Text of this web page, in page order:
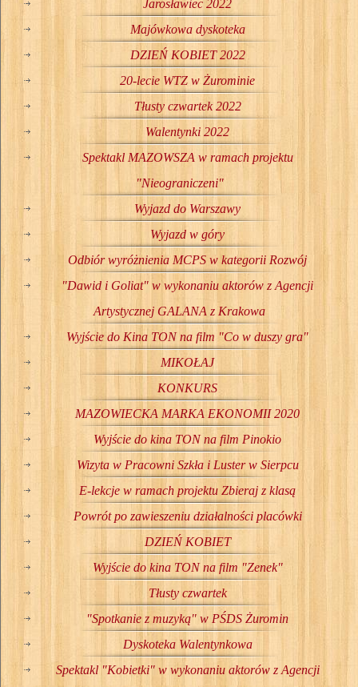
Jarosławiec 2022
Majówkowa dyskoteka
DZIEŃ KOBIET 2022
20-lecie WTZ w Żurominie
Tłusty czwartek 2022
Walentynki 2022
Spektakl MAZOWSZA w ramach projektu
"Nieograniczeni"
Wyjazd do Warszawy
Wyjazd w góry
Odbiór wyróżnienia MCPS w kategorii Rozwój
"Dawid i Goliat" w wykonaniu aktorów z Agencji
Artystycznej GALANA z Krakowa
Wyjście do Kina TON na film "Co w duszy gra"
MIKOŁAJ
KONKURS
MAZOWIECKA MARKA EKONOMII 2020
Wyjście do kina TON na film Pinokio
Wizyta w Pracowni Szkła i Luster w Sierpcu
E-lekcje w ramach projektu Zbieraj z klasą
Powrót po zawieszeniu działalności placówki
DZIEŃ KOBIET
Wyjście do kina TON na film "Zenek"
Tłusty czwartek
"Spotkanie z muzyką" w PŚDS Żuromin
Dyskoteka Walentynkowa
Spektakl "Kobietki" w wykonaniu aktorów z Agencji